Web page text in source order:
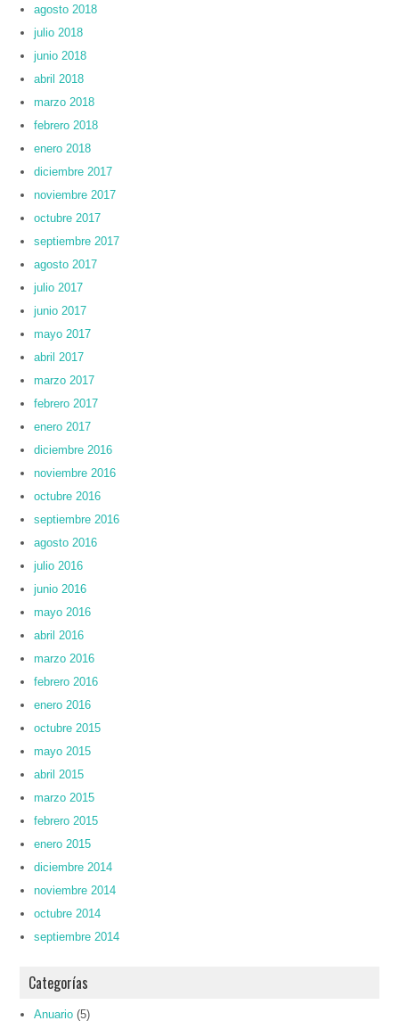
agosto 2018
julio 2018
junio 2018
abril 2018
marzo 2018
febrero 2018
enero 2018
diciembre 2017
noviembre 2017
octubre 2017
septiembre 2017
agosto 2017
julio 2017
junio 2017
mayo 2017
abril 2017
marzo 2017
febrero 2017
enero 2017
diciembre 2016
noviembre 2016
octubre 2016
septiembre 2016
agosto 2016
julio 2016
junio 2016
mayo 2016
abril 2016
marzo 2016
febrero 2016
enero 2016
octubre 2015
mayo 2015
abril 2015
marzo 2015
febrero 2015
enero 2015
diciembre 2014
noviembre 2014
octubre 2014
septiembre 2014
Categorías
Anuario (5)